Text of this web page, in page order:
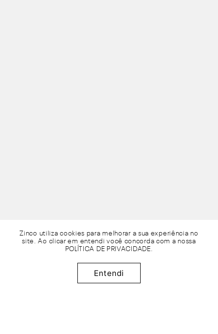
Zinco utiliza cookies para melhorar a sua experiência no
site. Ao clicar em entendi você concorda com a nossa
POLÍTICA DE PRIVACIDADE.
Entendi